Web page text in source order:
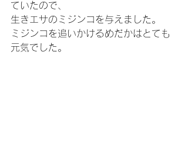
ていたので、
生きエサのミジンコを与えました。
ミジンコを追いかけるめだかはとても
元気でした。